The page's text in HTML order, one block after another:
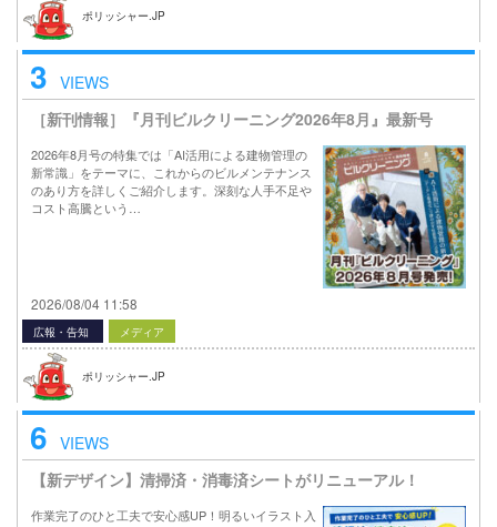
ポリッシャー.JP
3 VIEWS
［新刊情報］『月刊ビルクリーニング2026年8月』最新号
2026年8月号の特集では「AI活用による建物管理の
新常識」をテーマに、これからのビルメンテナンス
のあり方を詳しくご紹介します。深刻な人手不足や
コスト高騰という…
2026/08/04 11:58
広報・告知 メディア
ポリッシャー.JP
6 VIEWS
【新デザイン】清掃済・消毒済シートがリニューアル！
作業完了のひと工夫で安心感UP！明るいイラスト入